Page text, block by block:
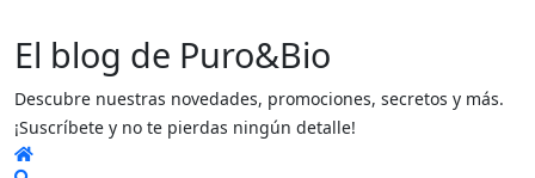
El blog de Puro&Bio
Descubre nuestras novedades, promociones, secretos y más.
¡Suscríbete y no te pierdas ningún detalle!
Home